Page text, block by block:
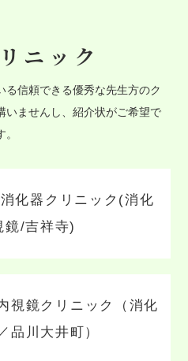
ニック
る信頼できる優秀な先生方のク
いませんし、紹介状がご希望で
化器クリニック(消化
鏡/吉祥寺)
視鏡クリニック（消化
品川大井町）